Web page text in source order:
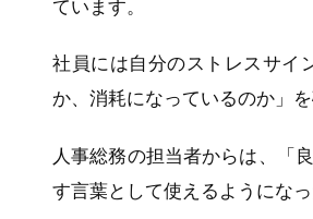
ています。
社員には自分のストレスサイ
か、消耗になっているのか」
人事総務の担当者からは、「
す言葉として使えるようにな